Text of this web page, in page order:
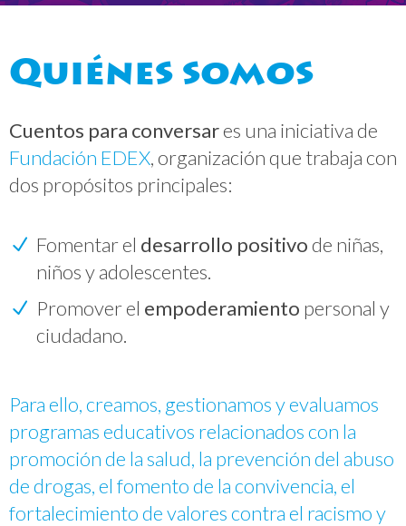
Quiénes somos
Cuentos para conversares una iniciativa de
Fundación EDEX, organización que trabaja con
dos propósitos principales:
Fomentar el desarrollo positivo de niñas,
niños y adolescentes.
Promover el empoderamiento personal y
ciudadano.
Para ello, creamos, gestionamos y evaluamos
programas educativos relacionados con la
promoción de la salud, la prevención del abuso
de drogas, el fomento de la convivencia, el
fortalecimiento de valores contra el racismo y